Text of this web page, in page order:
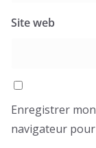
Site web
Enregistrer
navigateur